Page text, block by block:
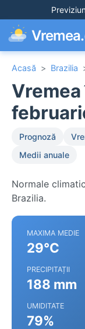
Vremea.
Acasă > Brazilia
Prognoză
Medii anuale
Normale
Brazilia.
MAXIMA MEDIE
29°C
PRECIPITAȚII
188 mm
UMIDITATE
79%